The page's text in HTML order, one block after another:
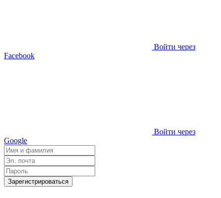
Войти через
Facebook
Войти через
Google
Зарегистрироваться